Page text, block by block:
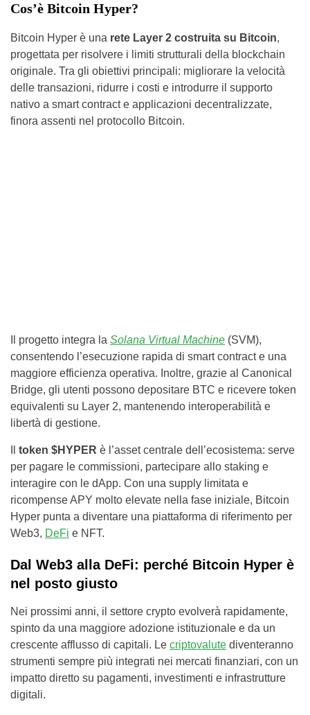
Cos’è Bitcoin Hyper?
Bitcoin Hyper è una rete Layer 2 costruita su Bitcoin,
progettata per risolvere i limiti strutturali della blockchain
originale. Tra gli obiettivi principali: migliorare la velocità
delle transazioni, ridurre i costi e introdurre il supporto
nativo a smart contract e applicazioni decentralizzate,
finora assenti nel protocollo Bitcoin.
Il progetto integra la Solana Virtual Machine (SVM),
consentendo l’esecuzione rapida di smart contract e una
maggiore efficienza operativa. Inoltre, grazie al Canonical
Bridge, gli utenti possono depositare BTC e ricevere token
equivalenti su Layer 2, mantenendo interoperabilità e
libertà di gestione.
token $HYPER è l’asset centrale dell’ecosistema: serve
per pagare le commissioni, partecipare allo staking e
interagire con le dApp. Con una supply limitata e
ricompense APY molto elevate nella fase iniziale, Bitcoin
Hyper punta a diventare una piattaforma di riferimento per
Web3, DeFi e NFT.
Dal Web3 alla DeFi: perché Bitcoin Hyper è
nel posto giusto
Nei prossimi anni, il settore crypto evolverà rapidamente,
spinto da una maggiore adozione istituzionale e da un
crescente afflusso di capitali. Le criptovalute diventeranno
strumenti sempre più integrati nei mercati finanziari, con un
impatto diretto su pagamenti, investimenti e infrastrutture
digitali.